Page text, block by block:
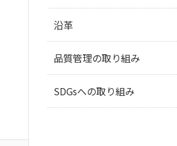
沿革
品質管理の取り組み
SDGsへの取り組み